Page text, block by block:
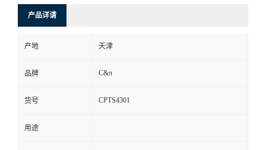
产品详请
产地 天津
品牌 C&π
货号 CPTS4301
用途